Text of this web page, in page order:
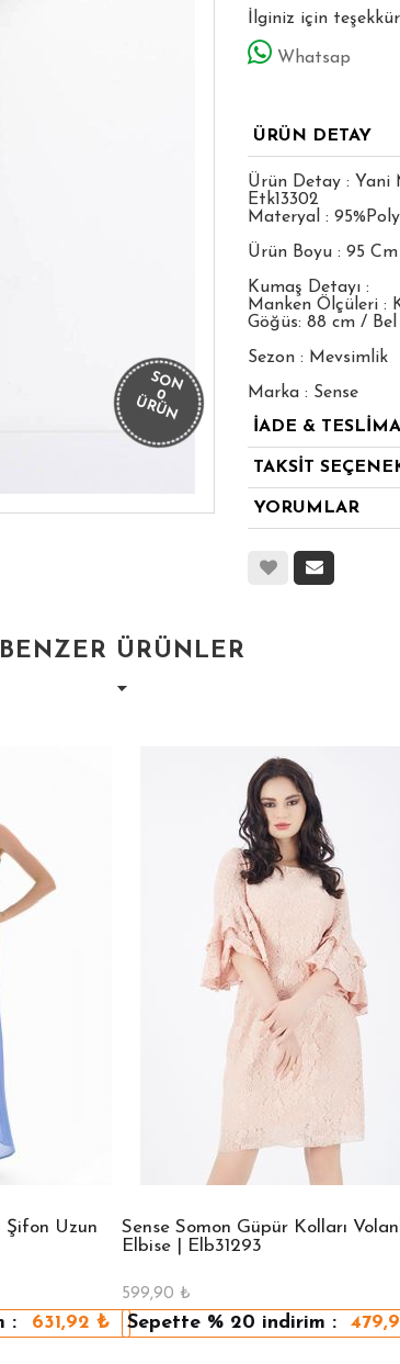
SON
0
ÜRÜN
İlginiz için
Whatsap
ÜRÜN DETAY
Ürün Detay : Yani
Etk13302
Materyal :
Ürün Boyu : 95 Cm
Kumaş Detayı :
Manken Ölçüleri :
Göğüs: 88 cm /
Sezon : Mevsimlik
Marka : Sense
İADE &
TAKSİT
YORUMLAR
BENZER ÜRÜNLER
Şifon Uzun
: 631,92 ₺
Sense Somon Güpür Kolları
Elbise | Elb31293
599,90 ₺
Sepette % 20 indirim :